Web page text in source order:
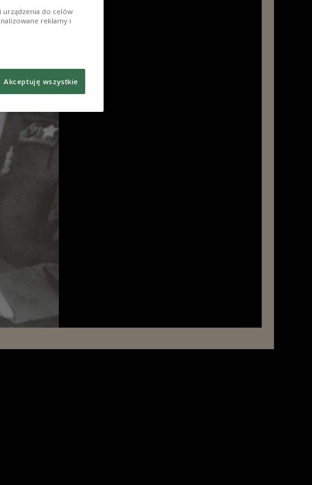
urządzenia do celów
reklamy i
Akceptuję wszystkie